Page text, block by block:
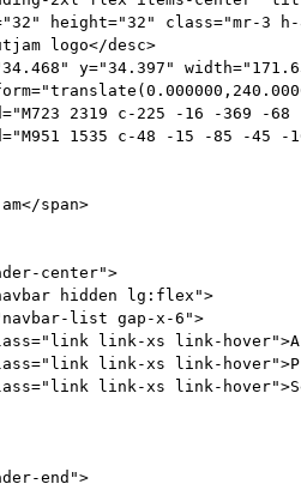
"32" height="32" class="mr-3
logo</desc>
y="34.397" width=
=
="M723 2319 c-225 -16 -369 -
="M951 1535 c-48 -15 -85 -45
</span>
center">
hidden lg:flex">
list gap-x-6">
="link link-xs link-hover">
="link link-xs link-hover">
="link link-xs link-hover">
end">